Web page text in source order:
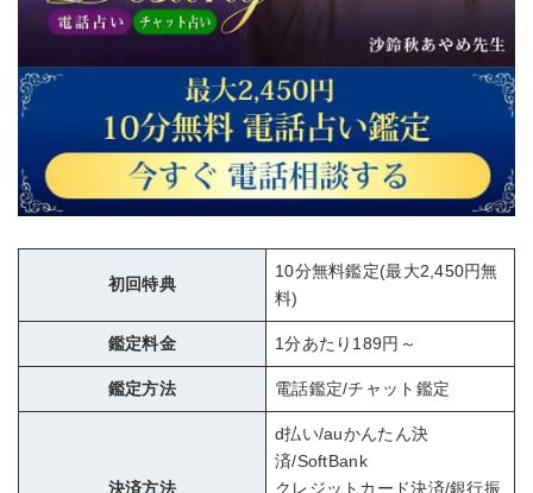
初回特典
10分無料鑑定(最大2,450円無
料)
鑑定料金 1分あたり189円～
鑑定方法 電話鑑定/チャット鑑定
決済方法
d払い/auかんたん決
済/SoftBank
クレジットカード決済/銀行振